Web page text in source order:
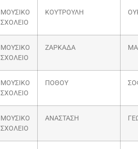
ΜΟΥΣΙΚΟ
ΣΧΟΛΕΙΟ
ΚΟΥΤΡΟΥΛΗ
ΜΟΥΣΙΚΟ
ΣΧΟΛΕΙΟ
ΖΑΡΚΑΔΑ
ΜΟΥΣΙΚΟ
ΣΧΟΛΕΙΟ
ΠΟΘΟΥ
ΜΟΥΣΙΚΟ
ΣΧΟΛΕΙΟ
ΑΝΑΣΤΑΣΗ